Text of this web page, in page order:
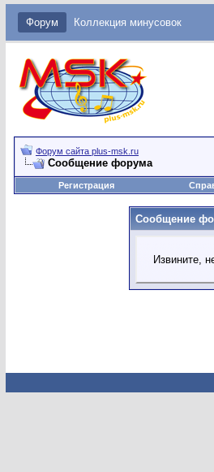
Форум Коллекция минусовок
Форум сайта plus-msk.ru
Сообщение форума
Регистрация
Сообщение
Извините,